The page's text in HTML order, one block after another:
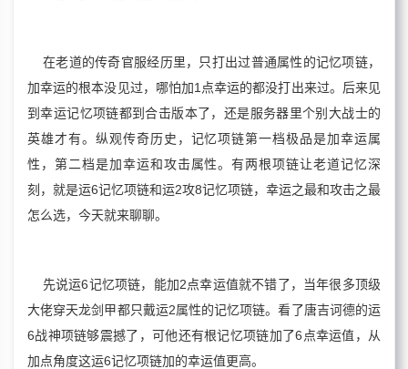
在老道的传奇官服经历里，只打出过普通属性的记忆项链，
加幸运的根本没见过，哪怕加1点幸运的都没打出来过。后来见
到幸运记忆项链都到合击版本了，还是服务器里个别大战士的
英雄才有。纵观传奇历史，记忆项链第一档极品是加幸运属
性，第二档是加幸运和攻击属性。有两根项链让老道记忆深
刻，就是运6记忆项链和运2攻8记忆项链，幸运之最和攻击之最
怎么选，今天就来聊聊。
先说运6记忆项链，能加2点幸运值就不错了，当年很多顶级
大佬穿天龙剑甲都只戴运2属性的记忆项链。看了唐吉诃德的运
6战神项链够震撼了，可他还有根记忆项链加了6点幸运值，从
加点角度这运6记忆项链加的幸运值更高。